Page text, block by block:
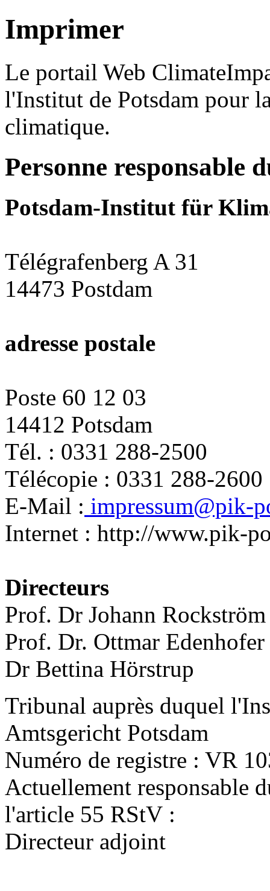
Imprimer
Le portail Web
l'Institut de Potsdam pour
climatique.
Personne responsable
Potsdam-Institut für
Télégrafenberg A 31
14473 Postdam
adresse postale
Poste 60 12 03
14412 Potsdam
Tél. : 0331 288-2500
Télécopie : 0331 288-2600
E-Mail : impressum@pik-
Internet : http://www.pik-
Directeurs
Prof. Dr Johann Rockström
Prof. Dr. Ottmar Edenhofer
Dr Bettina Hörstrup
Tribunal auprès duquel
Amtsgericht Potsdam
Numéro de registre : VR
Actuellement responsable
l'article 55 RStV :
Directeur adjoint